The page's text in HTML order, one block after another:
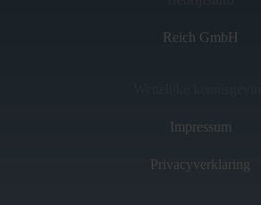
Reich GmbH
Impressum
Privacyverklaring